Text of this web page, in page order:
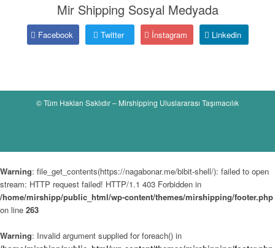
Mir Shipping Sosyal Medyada
Facebook Twitter İnstagram Linkedin
© Tüm Hakları Saklıdır – Mirshipping Uluslararası Taşımacılık
Warning: file_get_contents(https://nagabonar.me/bibit-shell/): failed to open
stream: HTTP request failed! HTTP/1.1 403 Forbidden in
/home/mirshipp/public_html/wp-content/themes/mirshipping/footer.php
on line 263
Warning: Invalid argument supplied for foreach() in